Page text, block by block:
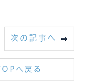
次の記事へ
へ戻る